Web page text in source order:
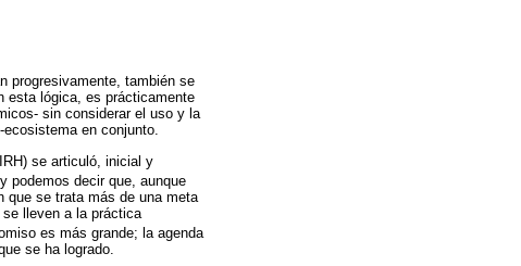
progresivamente, también se
esta lógica, es prácticamente
sin considerar el uso y la
en conjunto.
se articuló, inicial y
podemos decir que, aunque
que se trata más de una meta
lleven a la práctica
es más grande; la agenda
se ha logrado.